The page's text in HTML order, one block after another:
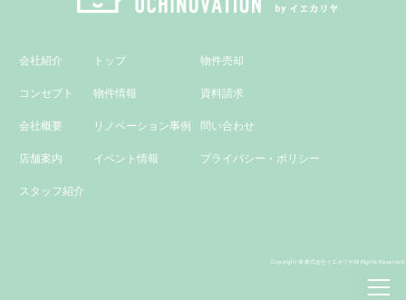
ン
会社紹介
コンセプト
会社概要
店舗案内
スタッフ紹介
トップ
物件情報
リノベーション事例
イベント情報
物件売却
資料請求
問い合わせ
プライバシー・ポリシー
Copyright © 株式会社イエカリヤAll Rights Reserved.